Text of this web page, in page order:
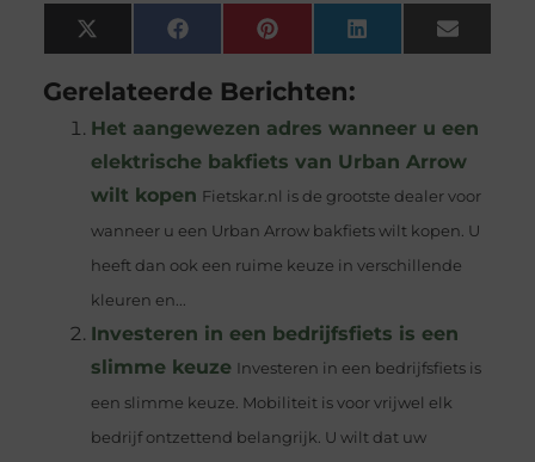
X
(Twitter)
FacebookPinterestLinkedInEmail
Gerelateerde Berichten:
Het aangewezen adres wanneer u een
elektrische bakfiets van Urban Arrow
wilt kopen Fietskar.nl is de grootste dealer voor
wanneer u een Urban Arrow bakfiets wilt kopen. U
heeft dan ook een ruime keuze in verschillende
kleuren en...
Investeren in een bedrijfsfiets is een
slimme keuze Investeren in een bedrijfsfiets is
een slimme keuze. Mobiliteit is voor vrijwel elk
bedrijf ontzettend belangrijk. U wilt dat uw